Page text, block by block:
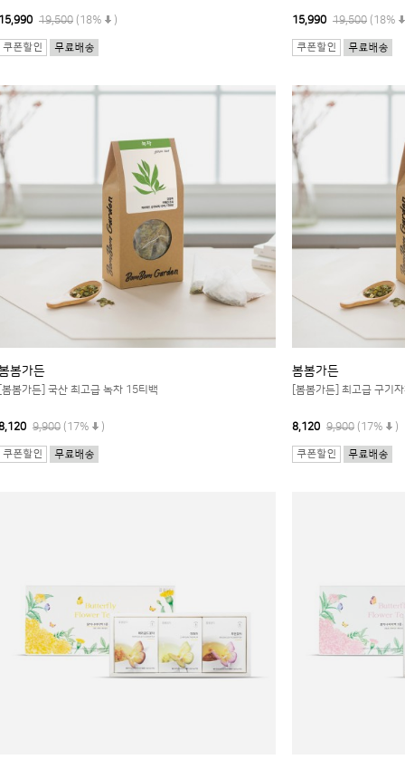
19,500 (18% ) 15,990 19,500 (18%
봄가든
봄가든] 국산 최고급 녹차 15티백
9,900 (17% )
봄봄가든
[봄봄가든] 최고급 구기
8,120 9,900 (17% )